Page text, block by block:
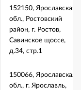
152150, Ярославская
обл., Ростовский
район, г. Ростов,
Савинское щоссе,
д.34, стр.1
150066, Ярославская
обл., г. Ярославль,